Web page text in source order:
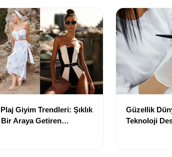
Giyim Trendleri: Şıklık
Araya Getiren
Güzellik
Teknoloji